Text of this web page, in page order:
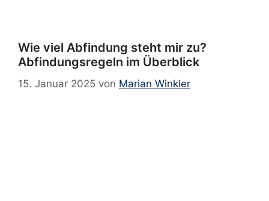
Wie viel Abfindung steht mir zu?
Abfindungsregeln im Überblick
15. Januar 2025 von Marian Winkler